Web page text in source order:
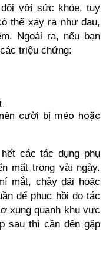
với sức khỏe, tuy
thể xảy ra như đau,
Ngoài ra, nếu bạn
triệu chứng:
cười bị méo hoặc
các tác dụng phụ
mất trong vài ngày.
mắt, chảy dãi hoặc
để phục hồi do tác
xung quanh khu vực
sau thì cần đến gặp